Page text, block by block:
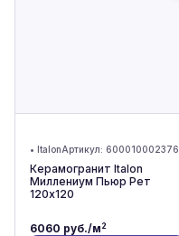
• ItalonАртикул: 600010002376
Керамогранит Italon
Миллениум Пьюр Рет
120x120
6060 руб./м2